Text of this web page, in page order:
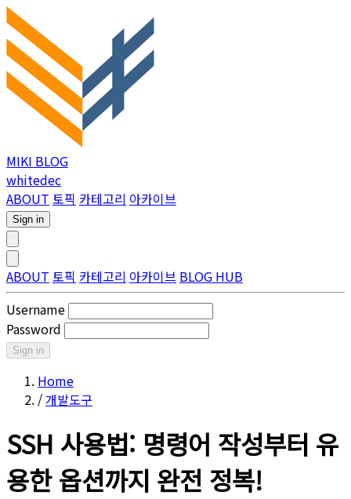
MIKI BLOG
whitedec
ABOUT 토픽 카테고리 아카이브
Sign in
ABOUT 토픽 카테고리 아카이브 BLOG HUB
Username
Password
Sign in
Home
/개발도구
SSH 사용법: 명령어 작성부터 유
용한 옵션까지 완전 정복!